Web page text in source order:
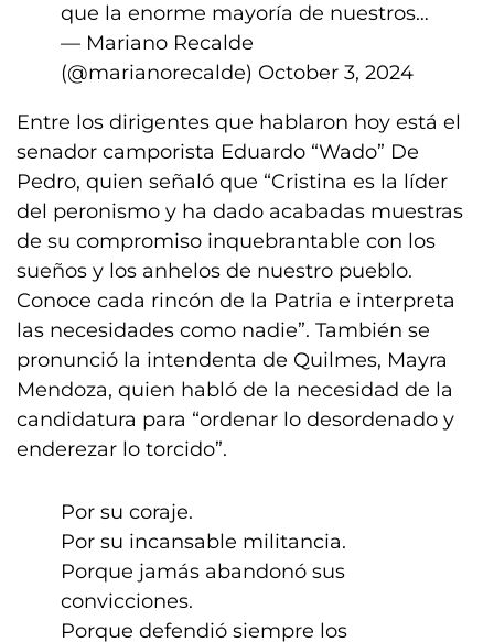
que la enorme mayoría de nuestros…
— Mariano Recalde
(@marianorecalde) October 3, 2024
Entre los dirigentes que hablaron hoy está el
senador camporista Eduardo “Wado” De
Pedro, quien señaló que “Cristina es la líder
del peronismo y ha dado acabadas muestras
de su compromiso inquebrantable con los
sueños y los anhelos de nuestro pueblo.
Conoce cada rincón de la Patria e interpreta
las necesidades como nadie”. También se
pronunció la intendenta de Quilmes, Mayra
Mendoza, quien habló de la necesidad de la
candidatura para “ordenar lo desordenado y
enderezar lo torcido”.
Por su coraje.
Por su incansable militancia.
Porque jamás abandonó sus
convicciones.
Porque defendió siempre los